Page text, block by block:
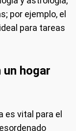
por ejemplo, el
para tareas
hogar
es vital para el